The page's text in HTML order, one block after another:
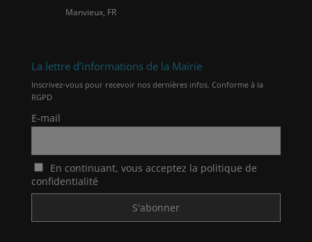
Manvieux, FR
La lettre d’informations de la Mairie
Inscrivez-vous pour recevoir nos dernières infos. Conforme à la
RGPD
E-mail
En continuant, vous acceptez la politique de
confidentialité